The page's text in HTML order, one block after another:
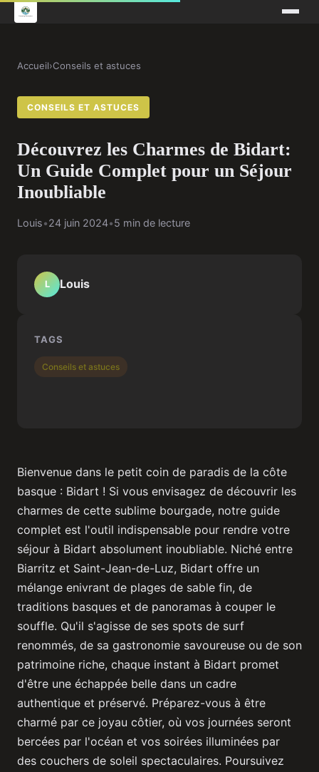
Accueil›Conseils et astuces
CONSEILS ET ASTUCES
Découvrez les Charmes de Bidart:
Un Guide Complet pour un Séjour
Inoubliable
Louis•24 juin 2024•5 min de lecture
Bienvenue dans le petit coin de paradis de la côte
basque : Bidart ! Si vous envisagez de découvrir les
charmes de cette sublime bourgade, notre guide
complet est l'outil indispensable pour rendre votre
séjour à Bidart absolument inoubliable. Niché entre
Biarritz et Saint-Jean-de-Luz, Bidart offre un
mélange enivrant de plages de sable fin, de
traditions basques et de panoramas à couper le
souffle. Qu'il s'agisse de ses spots de surf
renommés, de sa gastronomie savoureuse ou de son
patrimoine riche, chaque instant à Bidart promet
d'être une échappée belle dans un cadre
authentique et préservé. Préparez-vous à être
charmé par ce joyau côtier, où vos journées seront
bercées par l'océan et vos soirées illuminées par
des couchers de soleil spectaculaires. Poursuivez
L Louis
TAGS
Conseils et astuces